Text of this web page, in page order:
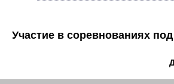
Участие в соревнованиях